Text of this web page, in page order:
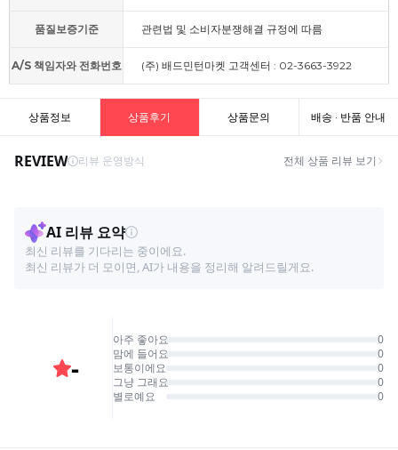
품질보증기준 관련법 및 소비자분쟁해결 규정에 따름
A/S 책임자와 전화번호 (주) 배드민턴마켓 고객센터 : 02-3663-3922
상품정보 상품후기 상품문의 배송 · 반품 안내